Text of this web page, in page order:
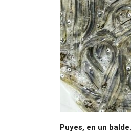
Puyes, en un